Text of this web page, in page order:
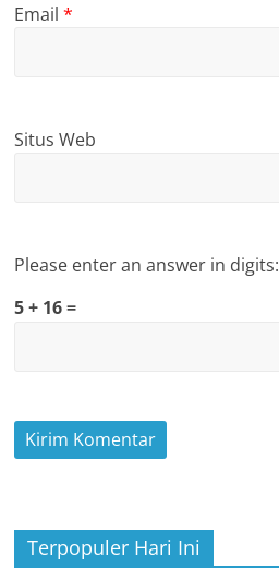
Email*
Situs Web
Please enter an answer in digits:
5 + 16 =
Terpopuler Hari Ini